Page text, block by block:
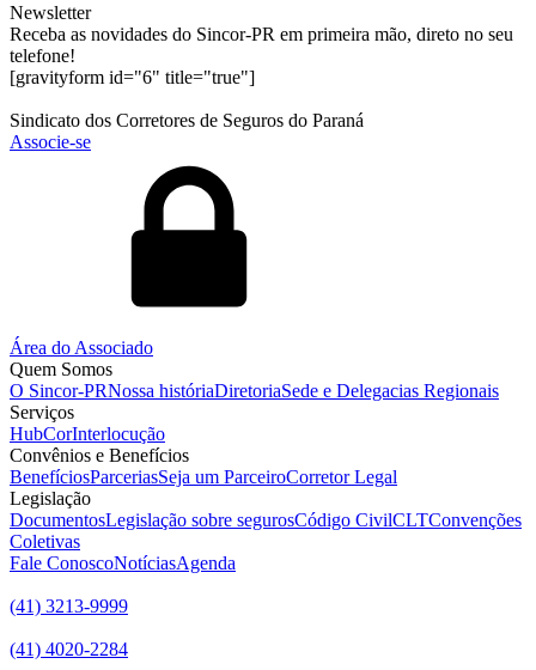
Newsletter
Receba as novidades do Sincor-PR em primeira mão, direto no seu
telefone!
[gravityform id="6" title="true"]
Sindicato dos Corretores de Seguros do Paraná
Associe-se
Área do Associado
Quem Somos
O Sincor-PRNossa históriaDiretoriaSede e Delegacias Regionais
Serviços
HubCorInterlocução
Convênios e Benefícios
BenefíciosParceriasSeja um ParceiroCorretor Legal
Legislação
DocumentosLegislação sobre segurosCódigo CivilCLTConvenções
Coletivas
Fale ConoscoNotíciasAgenda
(41) 3213-9999
(41) 4020-2284